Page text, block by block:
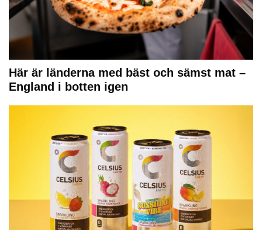
Här är länderna med bäst och sämst mat –
England i botten igen